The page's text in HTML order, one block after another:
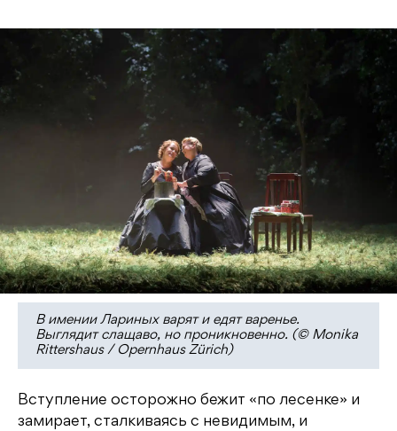
В имении Лариных варят и едят варенье.
Выглядит слащаво, но проникновенно. (© Monika
Rittershaus / Opernhaus Zürich)
Вступление осторожно бежит «по лесенке» и
замирает, сталкиваясь с невидимым, и